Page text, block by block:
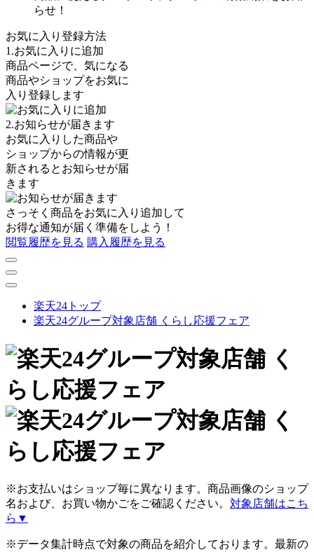
らせ！
お気に入り登録方法
1.お気に入りに追加
商品ページで、気になる
商品やショップをお気に
入り登録します
2.お知らせが届きます
お気に入りした商品や
ショップからの情報が更
新されるとお知らせが届
きます
さっそく商品をお気に入り追加 して
お得な通知が届く準備をしよう！
閲覧履歴を見る 購入履歴を見る
楽天24トップ
楽天24グループ対象店舗 くらし応援フェア
※お支払いはショップ毎に異なります。商品画像のショップ
名および、お買い物かごをご確認ください。 対象店舗はこち
ら▼
※データ集計時点で対象の商品を紹介しております。最新の